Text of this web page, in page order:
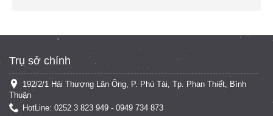
Trụ sở chính
192/2/1 Hải Thượng Lãn Ông, P. Phú Tài, Tp. Phan Thiết, Bình
Thuận
HotLine: 0252 3 823 949 - 0949 734 873